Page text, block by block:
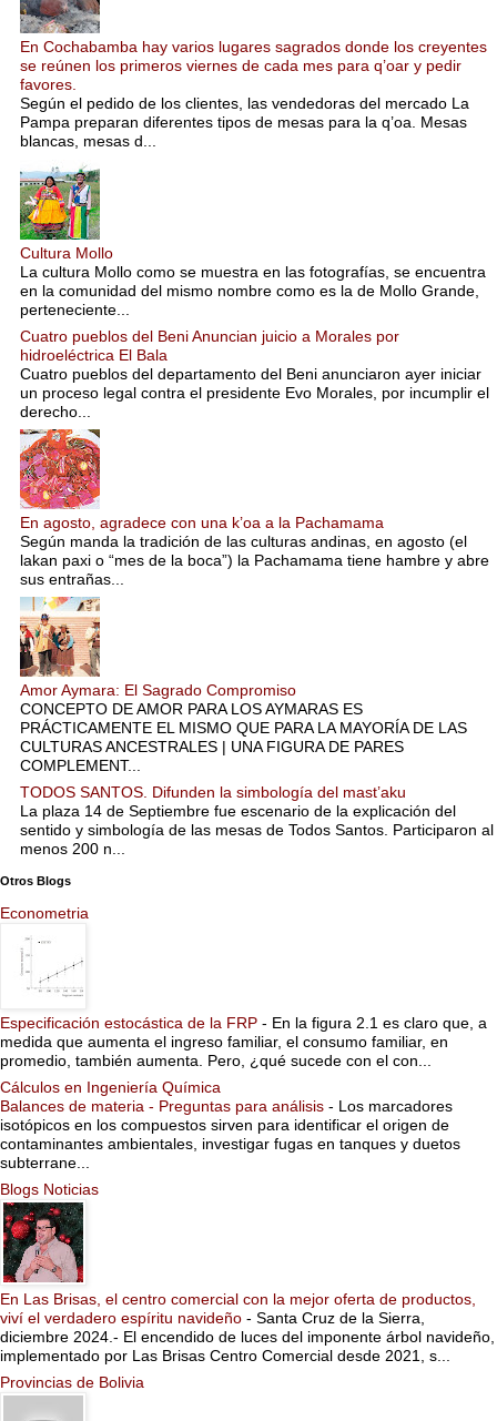
En Cochabamba hay varios lugares sagrados donde los creyentes
se reúnen los primeros viernes de cada mes para q’oar y pedir
favores.
Según el pedido de los clientes, las vendedoras del mercado La
Pampa preparan diferentes tipos de mesas para la q’oa. Mesas
blancas, mesas d...
Cultura Mollo
La cultura Mollo como se muestra en las fotografías, se encuentra
en la comunidad del mismo nombre como es la de Mollo Grande,
perteneciente...
Cuatro pueblos del Beni Anuncian juicio a Morales por
hidroeléctrica El Bala
Cuatro pueblos del departamento del Beni anunciaron ayer iniciar
un proceso legal contra el presidente Evo Morales, por incumplir el
derecho...
En agosto, agradece con una k’oa a la Pachamama
Según manda la tradición de las culturas andinas, en agosto (el
lakan paxi o “mes de la boca”) la Pachamama tiene hambre y abre
sus entrañas...
Amor Aymara: El Sagrado Compromiso
CONCEPTO DE AMOR PARA LOS AYMARAS ES
PRÁCTICAMENTE EL MISMO QUE PARA LA MAYORÍA DE LAS
CULTURAS ANCESTRALES | UNA FIGURA DE PARES
COMPLEMENT...
TODOS SANTOS. Difunden la simbología del mast’aku
La plaza 14 de Septiembre fue escenario de la explicación del
sentido y simbología de las mesas de Todos Santos. Participaron al
menos 200 n...
Otros Blogs
Econometria
Especificación estocástica de la FRP - En la figura 2.1 es claro que, a
medida que aumenta el ingreso familiar, el consumo familiar, en
promedio, también aumenta. Pero, ¿qué sucede con el con...
Cálculos en Ingeniería Química
Balances de materia - Preguntas para análisis - Los marcadores
isotópicos en los compuestos sirven para identificar el origen de
contaminantes ambientales, investigar fugas en tanques y duetos
subterrane...
Blogs Noticias
En Las Brisas, el centro comercial con la mejor oferta de productos,
viví el verdadero espíritu navideño - Santa Cruz de la Sierra,
diciembre 2024.- El encendido de luces del imponente árbol navideño,
implementado por Las Brisas Centro Comercial desde 2021, s...
Provincias de Bolivia